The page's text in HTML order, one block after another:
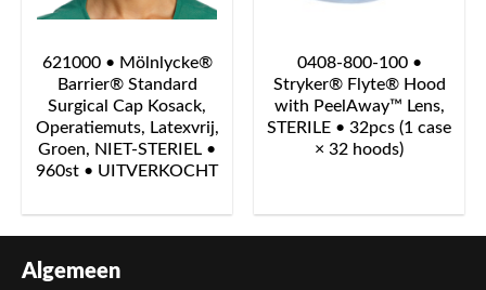
621000 • Mölnlycke®
Barrier® Standard
Surgical Cap Kosack,
Operatiemuts, Latexvrij,
Groen, NIET-STERIEL •
960st • UITVERKOCHT
0408-800-100 •
Stryker® Flyte® Hood
with PeelAway™ Lens,
STERILE • 32pcs (1 case
× 32 hoods)
Algemeen